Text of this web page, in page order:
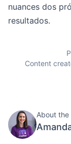
nuances dos
resultados.
Content
About the